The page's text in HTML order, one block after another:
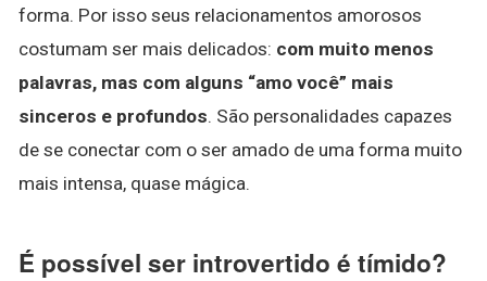
forma. Por isso seus relacionamentos amorosos
costumam ser mais delicados: com muito menos
palavras, mas com alguns “amo você” mais
sinceros e profundos. São personalidades capazes
de se conectar com o ser amado de uma forma muito
mais intensa, quase mágica.
É possível ser introvertido é tímido?